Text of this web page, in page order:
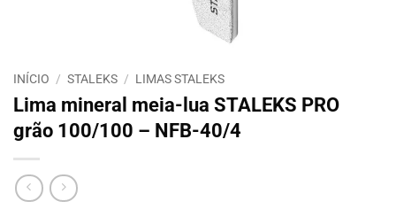
INÍCIO / STALEKS / LIMAS STALEKS
Lima mineral meia-lua STALEKS PRO
grão 100/100 – NFB-40/4